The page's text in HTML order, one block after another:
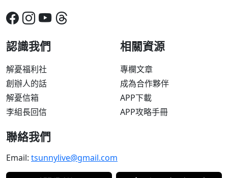
認識我們
解憂福利社
創辦人的話
解憂信箱
李組長回信
相關資源
專欄文章
成為合作夥伴
APP下載
APP攻略手冊
聯絡我們
Email: tsunnylive@gmail.com